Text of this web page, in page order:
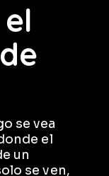
se vea
el
un
se ven,